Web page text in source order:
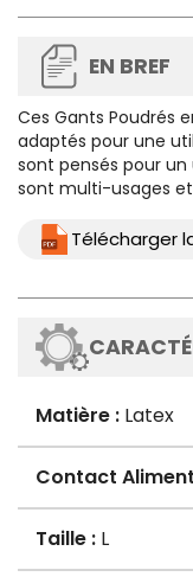
EN BREF
Ces Gants Poudrés
adaptés pour une
sont pensés pour un
sont multi-usages
Télécharger
Matière : Latex
Contact
Taille : L